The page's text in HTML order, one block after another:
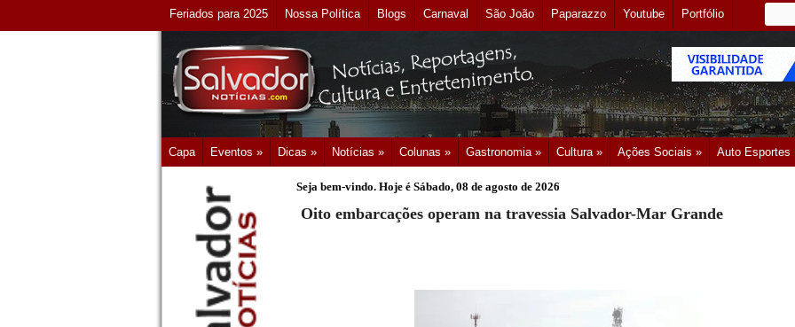
Feriados para 2025 Nossa Política Blogs Carnaval São João Paparazzo Youtube Portfólio
Capa Eventos » Dicas » Notícias » Colunas » Gastronomia » Cultura » Ações Sociais » Auto Esportes
Seja bem-vindo. Hoje é Sábado, 08 de agosto de 2026
Oito embarcações operam na travessia Salvador-Mar Grande